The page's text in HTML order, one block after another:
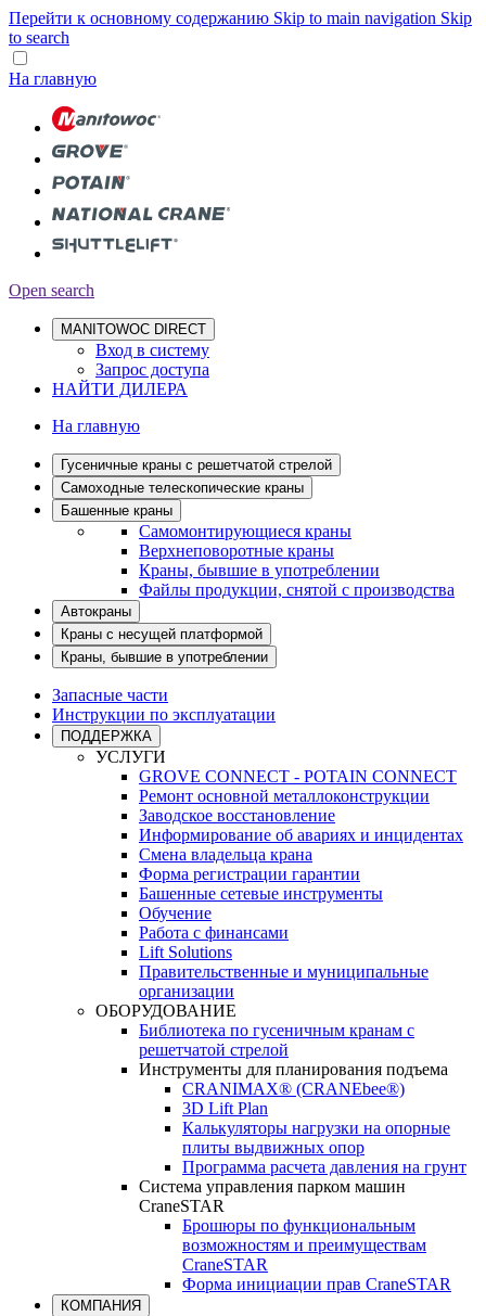
Перейти к основному содержанию Skip to main navigation Skip
to search
На главную
Open search
MANITOWOC DIRECT
Вход в систему
Запрос доступа
НАЙТИ ДИЛЕРА
На главную
Гусеничные краны с решетчатой стрелой
Самоходные телескопические краны
Башенные краны
Самомонтирующиеся краны
Верхнеповоротные краны
Краны, бывшие в употреблении
Файлы продукции, снятой с производства
Автокраны
Краны с несущей платформой
Краны, бывшие в употреблении
Запасные части
Инструкции по эксплуатации
ПОДДЕРЖКА
УСЛУГИ
GROVE CONNECT - POTAIN CONNECT
Ремонт основной металлоконструкции
Заводское восстановление
Информирование об авариях и инцидентах
Смена владельца крана
Форма регистрации гарантии
Башенные сетевые инструменты
Обучение
Работа с финансами
Lift Solutions
Правительственные и муниципальные
организации
ОБОРУДОВАНИЕ
Библиотека по гусеничным кранам с
решетчатой стрелой
Инструменты для планирования подъема
CRANIMAX® (CRANEbee®)
3D Lift Plan
Калькуляторы нагрузки на опорные
плиты выдвижных опор
Программа расчета давления на грунт
Система управления парком машин
CraneSTAR
Брошюры по функциональным
возможностям и преимуществам
CraneSTAR
Форма инициации прав CraneSTAR
КОМПАНИЯ